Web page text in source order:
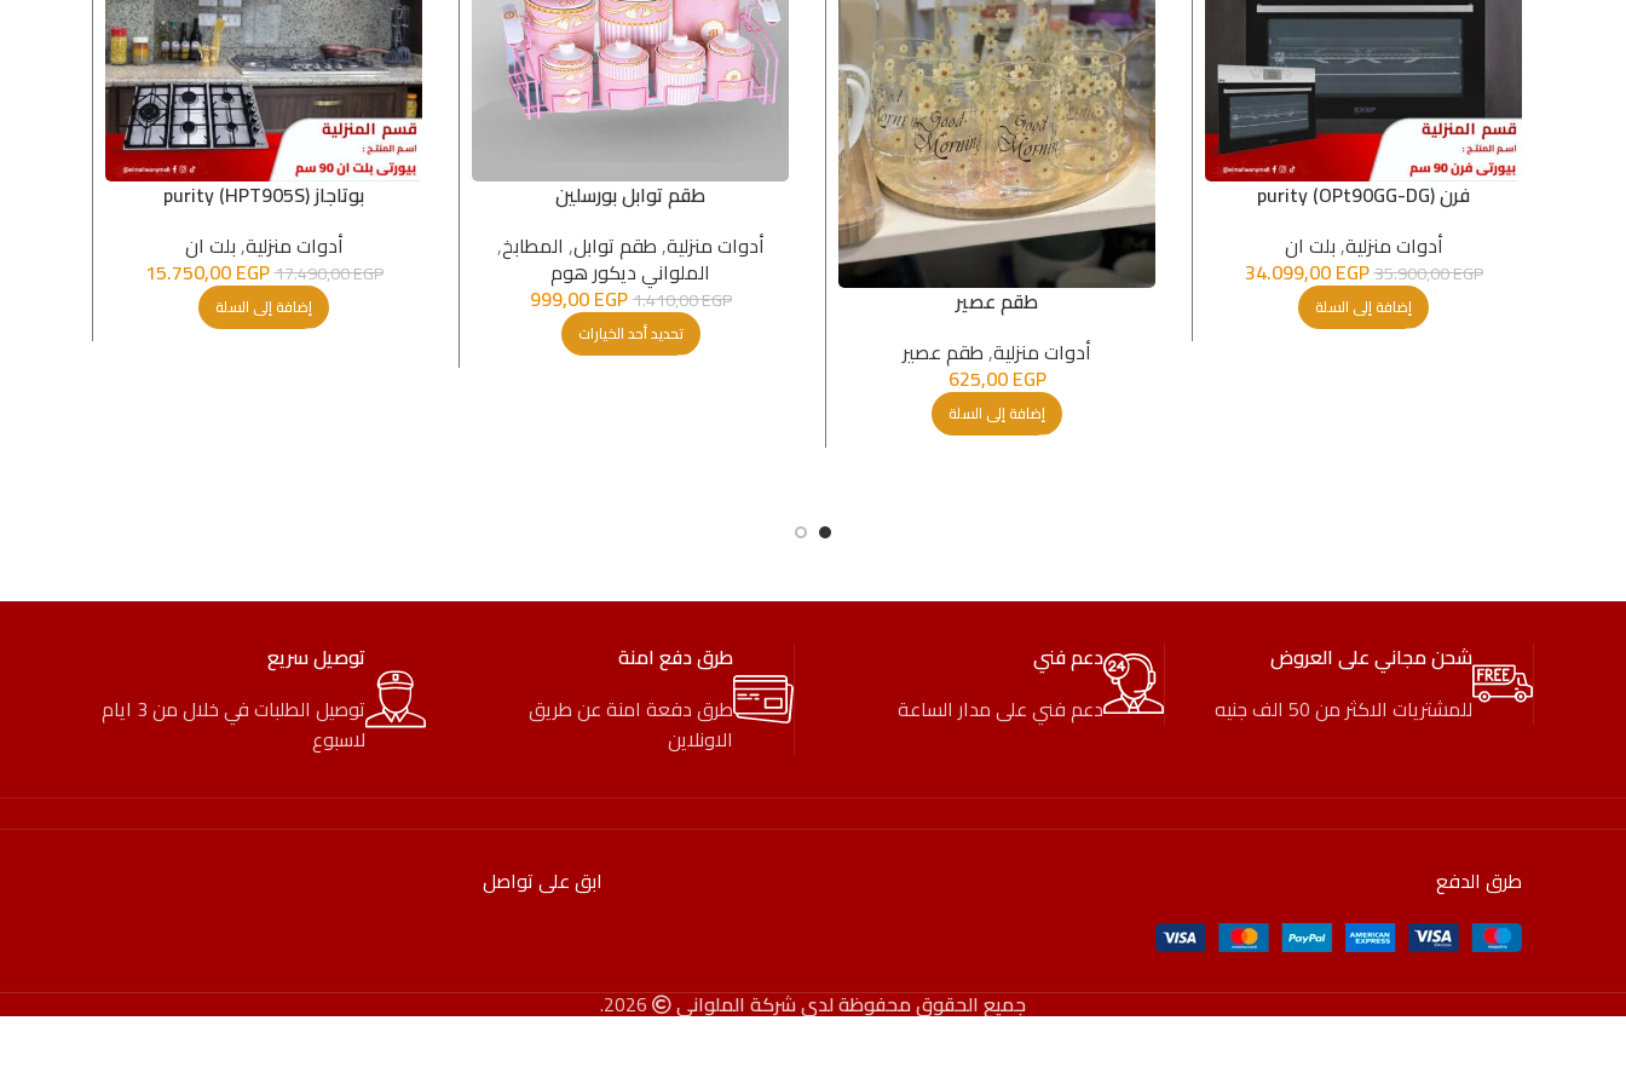
فرن purity (OPt90GG-DG)
أدوات منزلية,بلت ان
35.900,00EGP
34.099,00EGP
إضافة إلى السلة
طقم عصير
أدوات منزلية,طقم عصير
625,00EGP
إضافة إلى السلة
طقم توابل بورسلين
أدوات منزلية,طقم توابل, المطابخ,
الملواني ديكور هوم
1.410,00EGP
999,00EGP
تحديد أحد الخيارات
بوتاجاز purity (HPT905S)
أدوات منزلية,بلت ان
17.490,00EGP
15.750,00EGP
إضافة إلى السلة
شحن مجاني على العروض
للمشتريات الاكثر من 50 الف جنيه
دعم فني
دعم فني على مدار الساعة
طرق دفع امنة
طرق دفعة امنة عن طريق
الاونلاين
توصيل سريع
توصيل الطلبات في خلال من 3 ايام
لاسبوع
طرق الدفع ابق على تواصل
جميع الحقوق محفوظة لدى شركة الملواني 2026.